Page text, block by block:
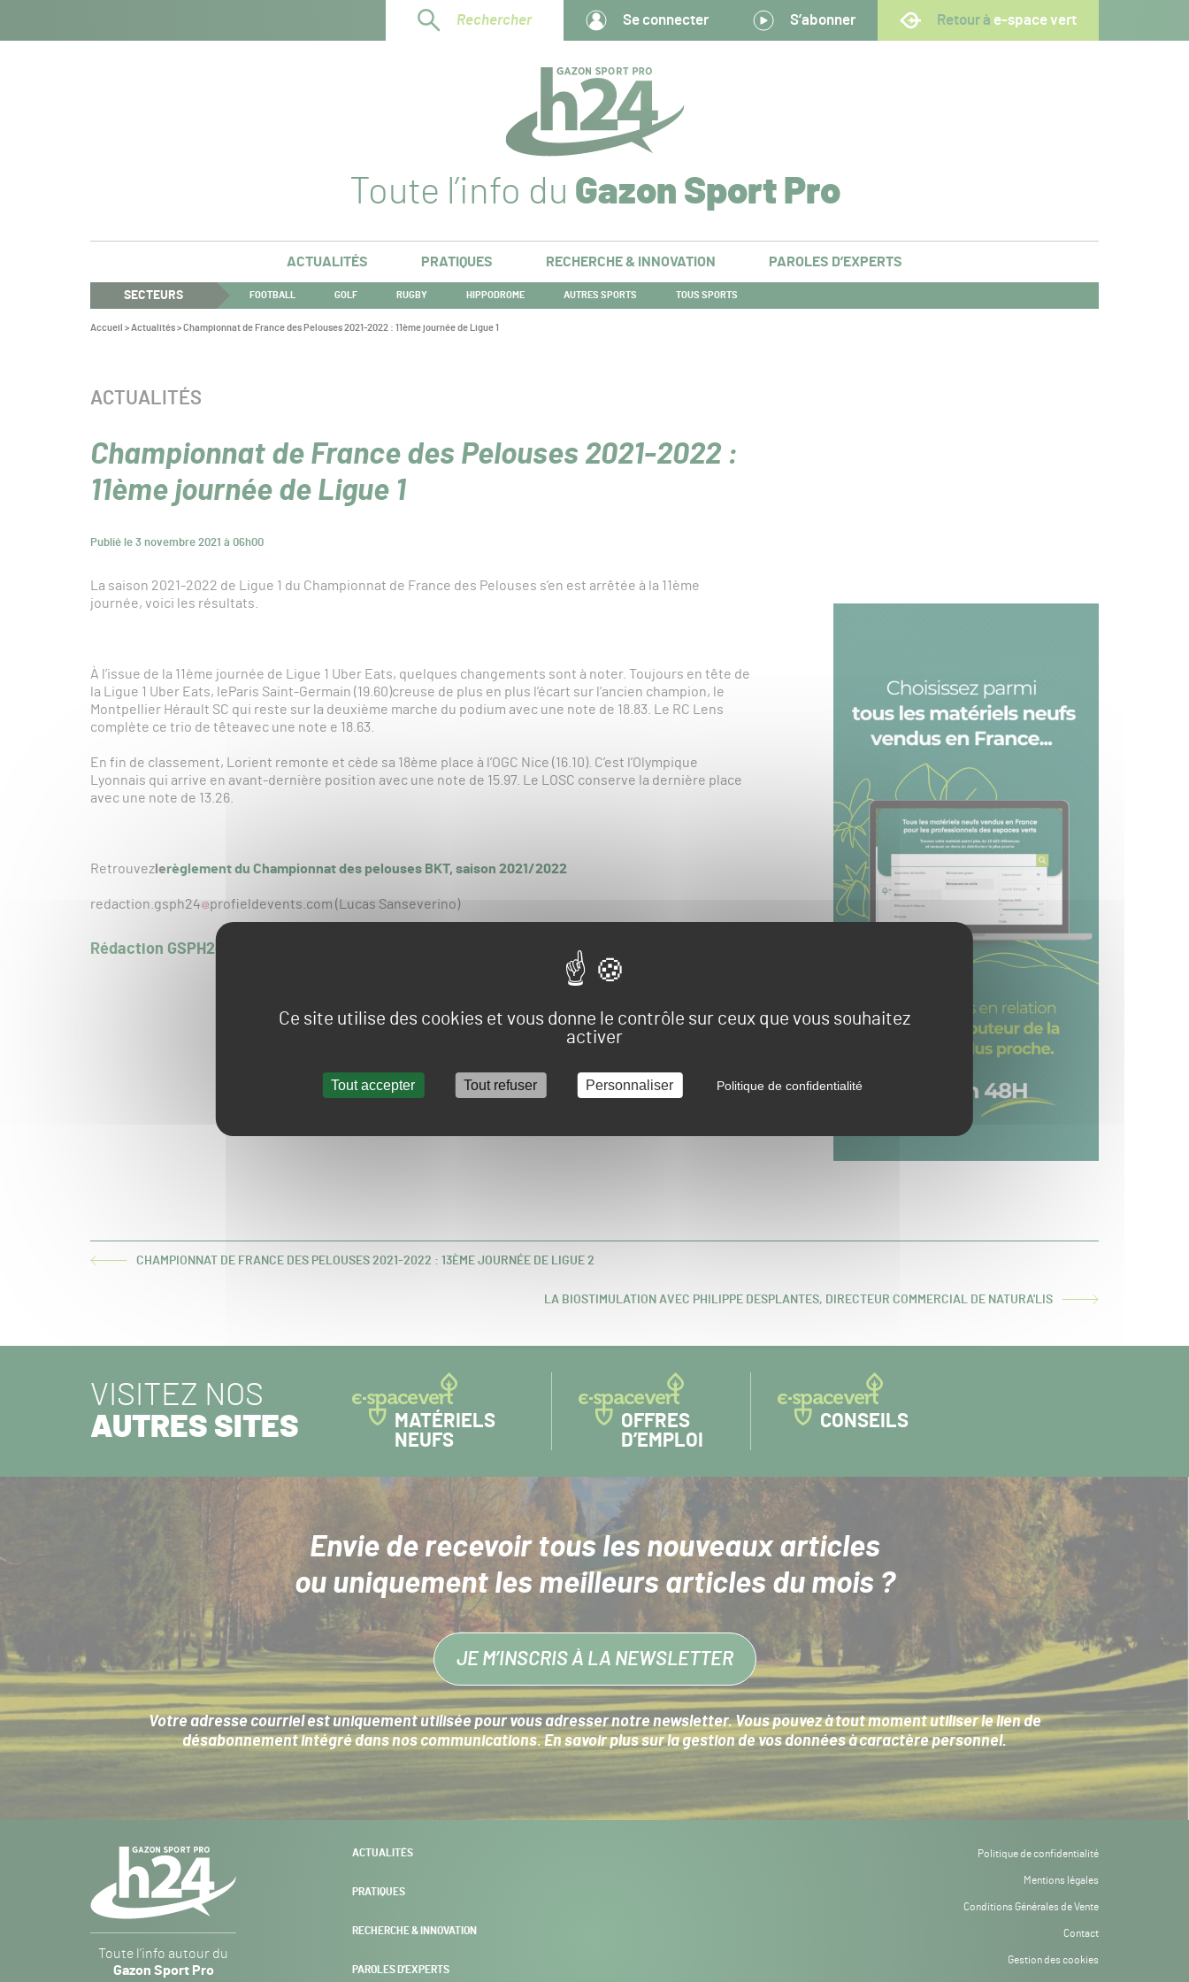
Ce site utilise des cookies et vous donne le contrôle sur ceux que vous souhaitez
activer
Tout accepter Tout refuser Personnaliser Politique de confidentialité
Rechercher Se connecter S’abonner Retour à e-space vert
Toute l’info du Gazon Sport Pro
ACTUALITÉS PRATIQUES RECHERCHE & INNOVATION PAROLES D’EXPERTS
SECTEURS FOOTBALL GOLF RUGBY HIPPODROME AUTRES SPORTS TOUS SPORTS
Vous
Accueil >Actualités>Championnat de France des Pelouses 2021-2022 : 11ème journée de Ligue 1
Championnat de France des Pelouses 2021-2022 :
11ème journée de Ligue 1
Publié le 3 novembre 2021 à 06h00
CATÉGORIE :
ACTUALITÉS
La saison 2021-2022 de Ligue 1 du Championnat de France des Pelouses s’en est arrêtée à la 11ème
journée, voici les résultats.
À l’issue de la 11ème journée de Ligue 1 Uber Eats, quelques changements sont à noter. Toujours en tête de
la Ligue 1 Uber Eats, leParis Saint-Germain (19.60)creuse de plus en plus l’écart sur l’ancien champion, le
Montpellier Hérault SC qui reste sur la deuxième marche du podium avec une note de 18.83. Le RC Lens
complète ce trio de têteavec une note e 18.63.
En fin de classement, Lorient remonte et cède sa 18ème place à l’OGC Nice (16.10). C’est l’Olympique
Lyonnais qui arrive en avant-dernière position avec une note de 15.97. Le LOSC conserve la dernière place
avec une note de 13.26.
Retrouvez lerèglement du Championnat des pelouses BKT, saison 2021/2022
redaction.gsph24 profieldevents.com (Lucas Sanseverino)
Rédaction GSPH24
ARTICLECHAMPIONNAT DE FRANCE DES PELOUSES 2021-2022 : 13ÈME JOURNÉE DE LIGUE 2
ARTICLE
LA BIOSTIMULATION AVEC PHILIPPE DESPLANTES, DIRECTEUR COMMERCIAL DE NATURA'LIS
VISITEZ NOS
AUTRES SITES
MATÉRIELS
NEUFS
OFFRES
D’EMPLOI
CONSEILS
Envie de recevoir tous les nouveaux articles
ou uniquement les meilleurs articles du mois ?
JE M’INSCRIS À LA NEWSLETTER
Votre adresse courriel est uniquement utilisée pour vous adresser notre newsletter. Vous pouvez à tout moment utiliser le lien de
désabonnement intégré dans nos communications. En savoir plus sur lagestion de vos données à caractère personnel.
Sport
Pro
Toute l’info autour du
Gazon Sport Pro
ACTUALITÉS
PRATIQUES
RECHERCHE & INNOVATION
PAROLES D’EXPERTS
Politique de confidentialité
Mentions légales
Conditions Générales de Vente
Contact
Gestion des cookies